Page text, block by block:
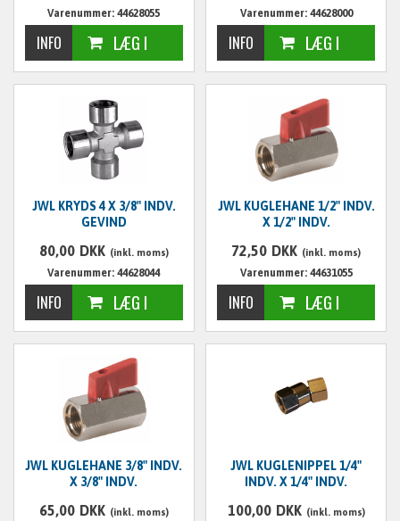
Varenummer: 44628055 Varenummer: 44628000
JWL KRYDS 4 X 3/8" INDV.
GEVIND
80,00 DKK (inkl. moms)
Varenummer: 44628044
JWL KUGLEHANE 1/2" INDV.
X 1/2" INDV.
72,50 DKK (inkl. moms)
Varenummer: 44631055
JWL KUGLEHANE 3/8" INDV.
X 3/8" INDV.
65,00 DKK (inkl. moms)
JWL KUGLENIPPEL 1/4"
INDV. X 1/4" INDV.
100,00 DKK (inkl. moms)